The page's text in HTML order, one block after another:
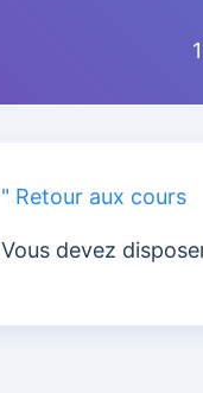
" Retour aux cours
Vous devez